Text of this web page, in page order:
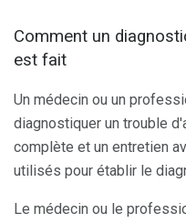
Comment un
est fait
Un médecin ou un
diagnostiquer un trouble
complète et un entretien
utilisés pour établir le
Le médecin ou le